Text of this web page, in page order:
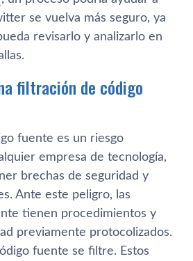
se vuelva más seguro, ya
revisarlo y analizarlo en
filtración de código
fuente es un riesgo
empresa de tecnología,
brechas de seguridad y
Ante este peligro, las
tienen procedimientos y
previamente protocolizados.
fuente se filtre. Estos